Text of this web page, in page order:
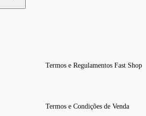
Termos e Regulamentos Fast Shop
Termos e Condições de Venda